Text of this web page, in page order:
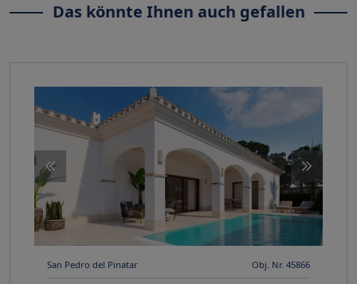
Das könnte Ihnen auch gefallen
San Pedro del Pinatar Obj. Nr. 45866